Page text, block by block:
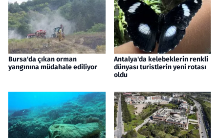
Bursa'da çıkan orman
yangınına müdahale ediliyor
Antalya'da kelebeklerin renkli
dünyası turistlerin yeni rotası
oldu